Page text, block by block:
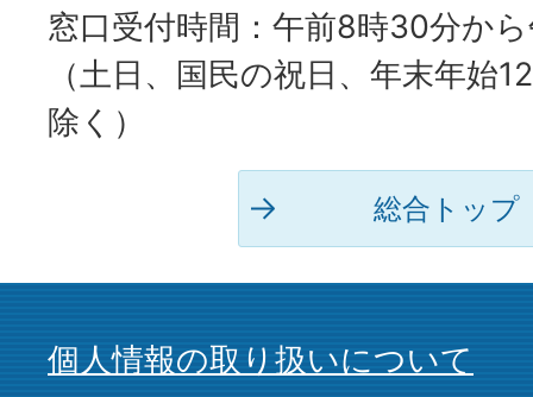
窓口受付時間：午前8時30分か
（土日、国民の祝日、年末年始
除く）
総合トップ
個人情報の取り扱いについて